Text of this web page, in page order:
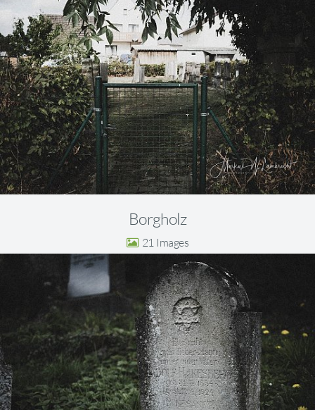
Borgholz
21